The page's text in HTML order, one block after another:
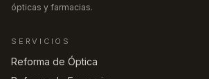
ópticas y farmacias.
SERVICIOS
Reforma de Óptica